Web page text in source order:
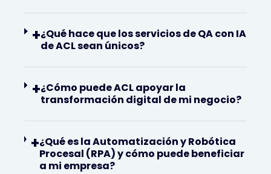
+¿Qué hace que los servicios de QA con IA
de ACL sean únicos?
+¿Cómo puede ACL apoyar la
transformación digital de mi negocio?
+¿Qué es la Automatización y Robótica
Procesal (RPA) y cómo puede beneficiar
a mi empresa?